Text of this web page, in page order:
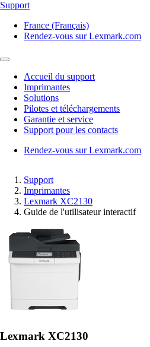
Support
France (Français)
Rendez-vous sur Lexmark.com
Accueil du support
Imprimantes
Solutions
Pilotes et téléchargements
Garantie et service
Support pour les contacts
Rendez-vous sur Lexmark.com
Support
Imprimantes
Lexmark XC2130
Guide de l'utilisateur interactif
Lexmark XC2130